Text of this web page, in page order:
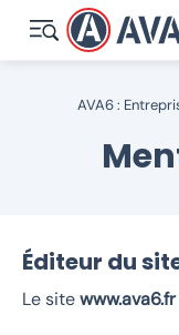
AVA6 :
Éditeur du
Le sitewww.ava6.fr